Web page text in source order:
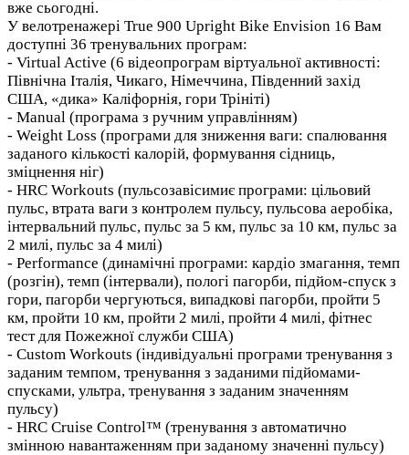
вже сьогодні.
У велотренажері True 900 Upright Bike Envision 16 Вам
доступні 36 тренувальних програм:
- Virtual Active (6 відеопрограм віртуальної активності:
Північна Італія, Чикаго, Німеччина, Південний захід
США, «дика» Каліфорнія, гори Трініті)
- Manual (програма з ручним управлінням)
- Weight Loss (програми для зниження ваги: спалювання
заданого кількості калорій, формування сідниць,
зміцнення ніг)
- HRC Workouts (пульсозавісимиє програми: цільовий
пульс, втрата ваги з контролем пульсу, пульсова аеробіка,
інтервальний пульс, пульс за 5 км, пульс за 10 км, пульс за
2 милі, пульс за 4 милі)
- Performance (динамічні програми: кардіо змагання, темп
(розгін), темп (інтервали), пологі пагорби, підйом-спуск з
гори, пагорби чергуються, випадкові пагорби, пройти 5
км, пройти 10 км, пройти 2 милі, пройти 4 милі, фітнес
тест для Пожежної служби США)
- Custom Workouts (індивідуальні програми тренування з
заданим темпом, тренування з заданими підйомами-
спусками, ультра, тренування з заданим значенням
пульсу)
- HRC Cruise Control™ (тренування з автоматично
змінною навантаженням при заданому значенні пульсу)